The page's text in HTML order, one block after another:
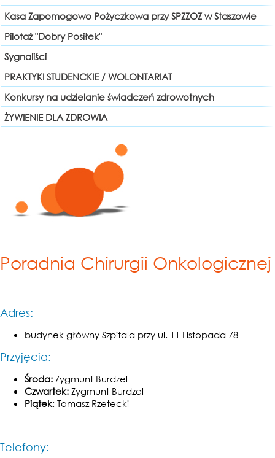
Kasa Zapomogowo Pożyczkowa przy SPZZOZ w Staszowie
Pilotaż "Dobry Posiłek"
Sygnaliści
PRAKTYKI STUDENCKIE / WOLONTARIAT
Konkursy na udzielanie świadczeń zdrowotnych
ŻYWIENIE DLA ZDROWIA
Poradnia Chirurgii Onkologicznej
Adres:
budynek główny Szpitala przy ul. 11 Listopada 78
Przyjęcia:
Środa: Zygmunt Burdzel
Czwartek: Zygmunt Burdzel
Piątek: Tomasz Rzetecki
Telefony: